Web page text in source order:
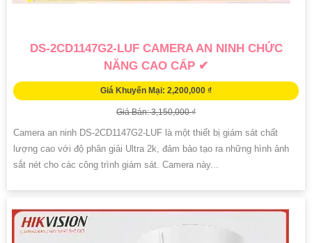
DS-2CD1147G2-LUF CAMERA AN NINH CHỨC
NĂNG CAO CẤP ✔
Giá Khuyến Mại: 2,200,000 ₫
Giá Bán: 3,150,000 ₫
Camera an ninh DS-2CD1147G2-LUF là một thiết bị giám sát chất
lượng cao với độ phân giải Ultra 2k, đảm bảo tạo ra những hình ảnh
sắt nét cho các công trình giám sát. Camera này...